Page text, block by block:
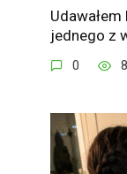
jednego z
0 8